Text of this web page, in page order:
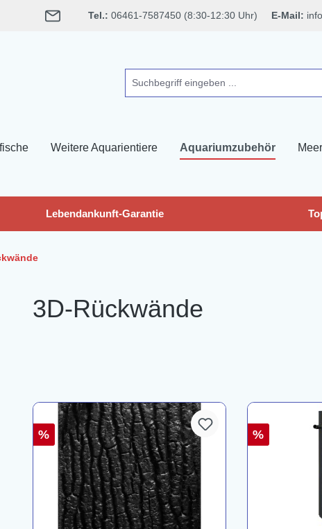
Tel.: 06461-7587450 (8:30-12:30 Uhr) E-Mail:
Weitere Aquarientiere Aquariumzubehör
Lebendankunft-Garantie
3D-Rückwände
% %